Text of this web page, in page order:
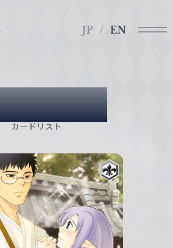
JP EN
List
カードリスト